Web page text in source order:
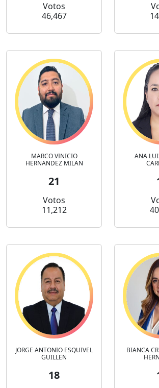
Votos
46,467
MARCO VINICIO
HERNANDEZ MILAN
21
Votos
11,212
ANA
JORGE ANTONIO ESQUIVEL
GUILLEN
18
BIANCA